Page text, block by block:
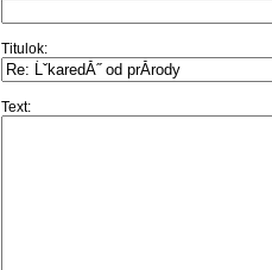
Titulok:
Text: